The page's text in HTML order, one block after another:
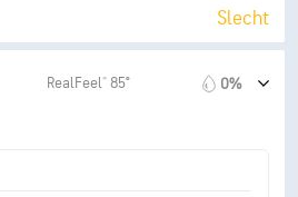
Slecht
RealFeel® 85° 0%